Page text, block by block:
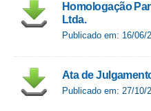
Homologação
Ltda.
Publicado em: 16/06/
Ata de
Publicado em: 27/10/